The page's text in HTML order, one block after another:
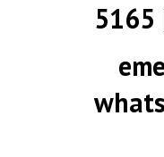
5165